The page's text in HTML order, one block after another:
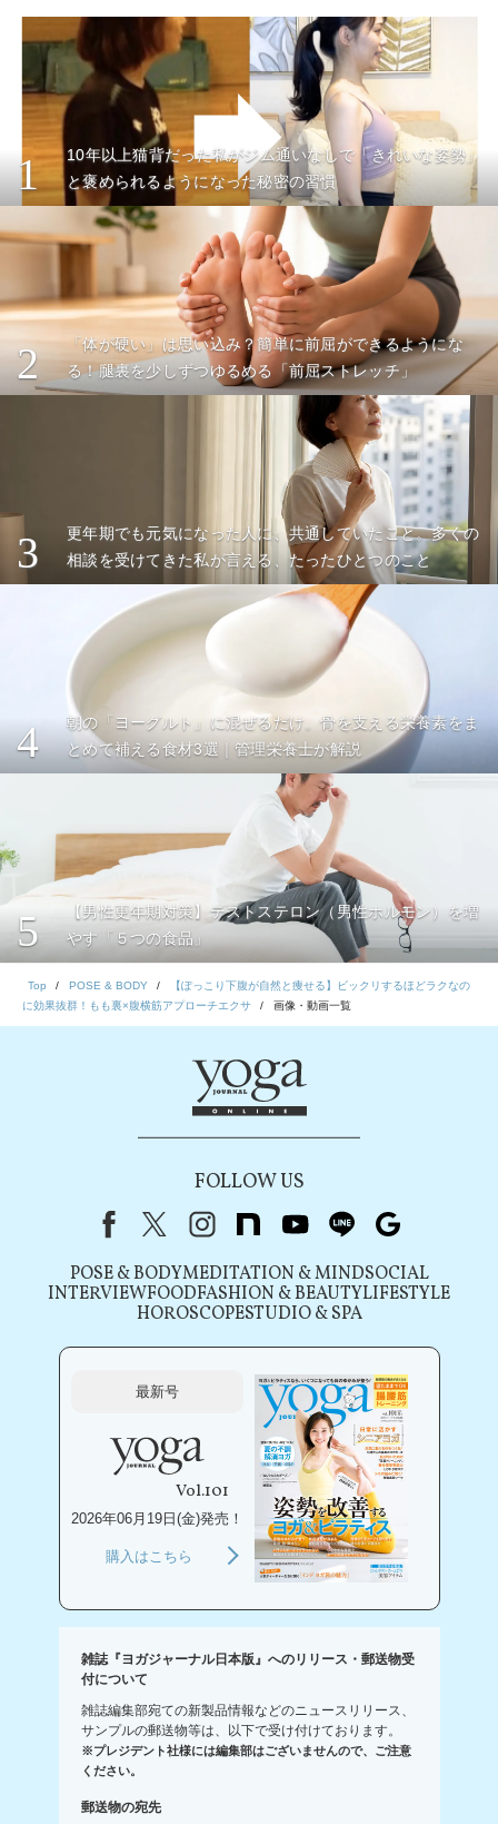
1
10年以上猫背だった私がジム通いなしで「きれいな姿勢」
と褒められるようになった秘密の習慣
2
「体が硬い」は思い込み？簡単に前屈ができるようにな
る！腿裏を少しずつゆるめる「前屈ストレッチ」
3
更年期でも元気になった人に、共通していたこと。多くの
相談を受けてきた私が言える、たったひとつのこと
4
朝の「ヨーグルト」に混ぜるだけ。骨を支える栄養素をま
とめて補える食材3選｜管理栄養士が解説
5
【男性更年期対策】テストステロン（男性ホルモン）を増
やす「５つの食品」
Top POSE & BODY
【ぽっこり下腹が自然と痩せる】ビックリするほどラクなの
に効果抜群！もも裏×腹横筋アプローチエクサ
画像・動画一覧
FOLLOW US
FacebookX（旧Twitter）
instagram
note youtubeline
POSE & BODYMEDITATION & MINDSOCIAL
INTERVIEWFOODFASHION & BEAUTYLIFESTYLE
HOROSCOPESTUDIO & SPA
最新号
Vol.101
2026年06月19日(金)発売！
購入はこちら
雑誌『ヨガジャーナル日本版』へのリリース・郵送物受
付について
雑誌編集部宛ての新製品情報などのニュースリリース、
サンプルの郵送物等は、以下で受け付けております。
※プレジデント社様には編集部はございませんので、ご注意
ください。
郵送物の宛先